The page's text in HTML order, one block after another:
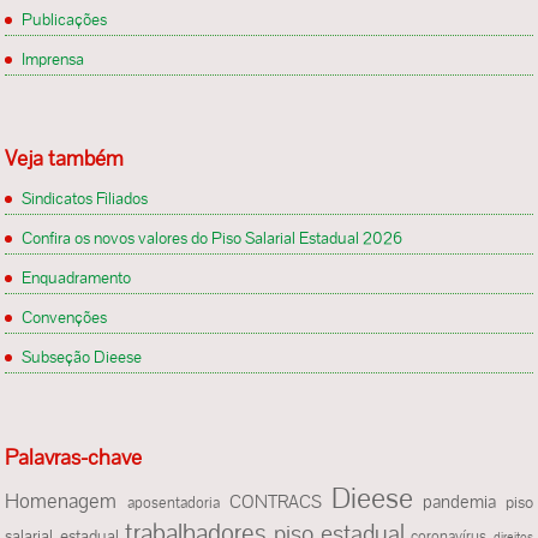
Publicações
Imprensa
Veja também
Sindicatos Filiados
Confira os novos valores do Piso Salarial Estadual 2026
Enquadramento
Convenções
Subseção Dieese
Palavras-chave
Homenagem aposentadoria CONTRACS Dieese pandemia piso